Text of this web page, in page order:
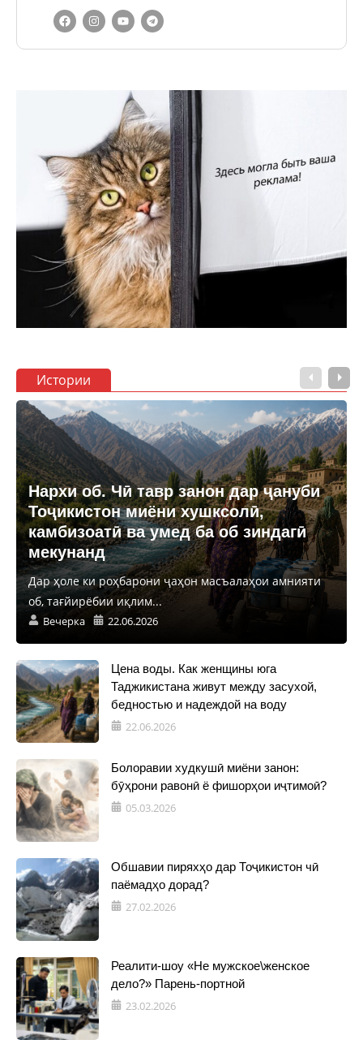
Истории
Нархи об. Чӣ тавр занон дар ҷануби
Тоҷикистон миёни хушксолӣ,
камбизоатӣ ва умед ба об зиндагӣ
мекунанд
Дар ҳоле ки роҳбарони ҷаҳон масъалаҳои амнияти
об, тағйирёбии иқлим...
Вечерка 22.06.2026
Цена воды. Как женщины юга
Таджикистана живут между засухой,
бедностью и надеждой на воду
22.06.2026
Болоравии худкушӣ миёни занон:
бӯҳрони равонӣ ё фишорҳои иҷтимоӣ?
05.03.2026
Обшавии пиряхҳо дар Тоҷикистон чӣ
паёмадҳо дорад?
27.02.2026
Реалити-шоу «Не мужское\женское
дело?» Парень-портной
23.02.2026